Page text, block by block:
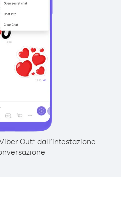
Out” dall’intestazione